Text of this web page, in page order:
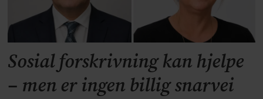
Sosial forskrivning kan hjelpe
– men er ingen billig snarvei